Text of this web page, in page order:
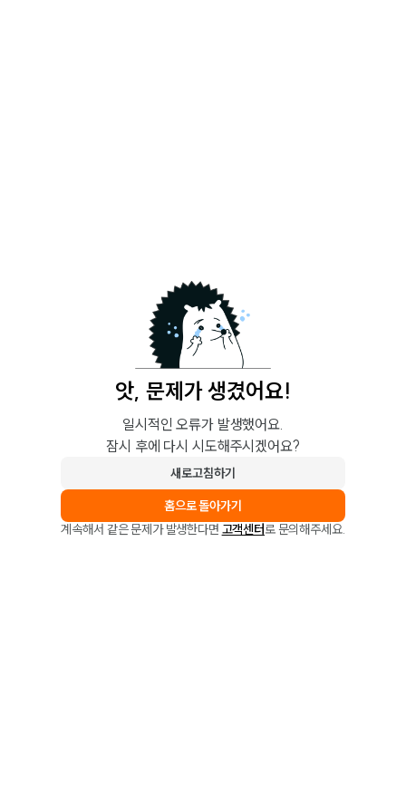
앗, 문제가 생겼어요!
일시적인 오류가 발생했어요.
잠시 후에 다시 시도해주시겠어요?
새로고침하기
홈으로 돌아가기
계속해서 같은 문제가 발생한다면 고객센터로 문의해주세요.